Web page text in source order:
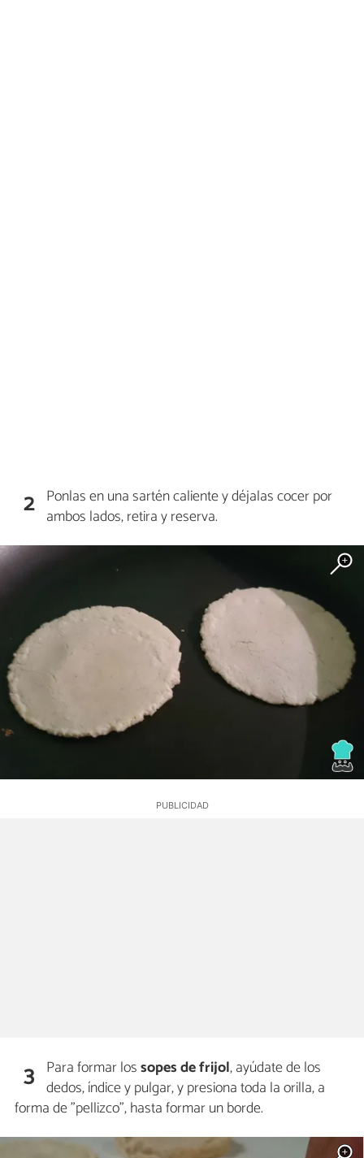
2 Ponlas en una sartén caliente y déjalas cocer por
ambos lados, retira y reserva.
3 Para formar lossopes de frijol, ayúdate de los
dedos, índice y pulgar, y presiona toda la orilla, a
forma de "pellizco", hasta formar un borde.